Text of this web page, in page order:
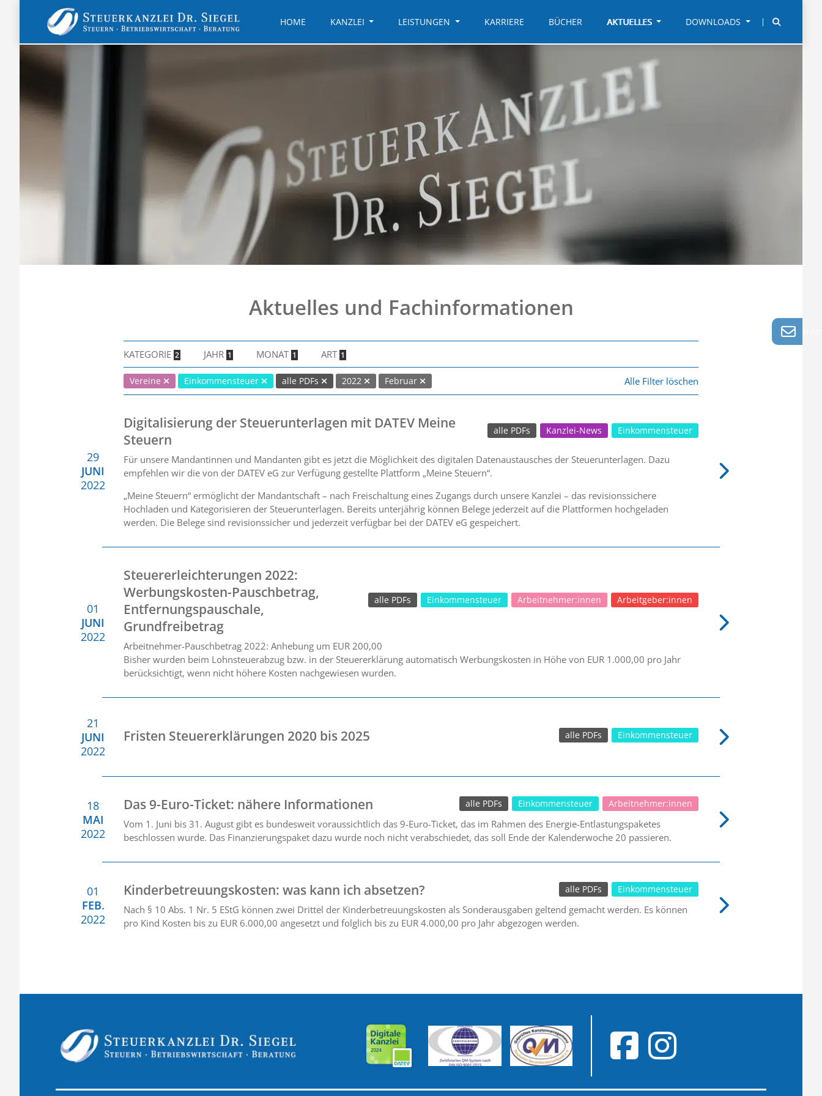
HOME KANZLEI LEISTUNGEN KARRIERE BÜCHER AKTUELLES DOWNLOADS
Aktuelles und Fachinformationen
KATEGORIE 2 JAHR 1 MONAT 1 ART 1
Vereine Einkommensteuer alle PDFs 2022 Februar Alle Filter löschen
29
JUNI
2022
Digitalisierung der Steuerunterlagen mit DATEV Meine
Steuern
Einkommensteuer
Kanzlei-News
alle PDFs
Für unsere Mandantinnen und Mandanten gibt es jetzt die Möglichkeit des digitalen Datenaustausches der Steuerunterlagen. Dazu
empfehlen wir die von der DATEV eG zur Verfügung gestellte Plattform „Meine Steuern“.
„Meine Steuern“ ermöglicht der Mandantschaft – nach Freischaltung eines Zugangs durch unsere Kanzlei – das revisionssichere
Hochladen und Kategorisieren der Steuerunterlagen. Bereits unterjährig können Belege jederzeit auf die Plattformen hochgeladen
werden. Die Belege sind revisionssicher und jederzeit verfügbar bei der DATEV eG gespeichert.
01
JUNI
2022
Steuererleichterungen 2022:
Werbungskosten-Pauschbetrag,
Entfernungspauschale,
Grundfreibetrag
Arbeitgeber:innen
Arbeitnehmer:innen
Einkommensteuer
alle PDFs
Arbeitnehmer-Pauschbetrag 2022: Anhebung um EUR 200,00
Bisher wurden beim Lohnsteuerabzug bzw. in der Steuererklärung automatisch Werbungskosten in Höhe von EUR 1.000,00 pro Jahr
berücksichtigt, wenn nicht höhere Kosten nachgewiesen wurden.
21
JUNI
2022
Fristen Steuererklärungen 2020 bis 2025 Einkommensteuer
alle PDFs
18
MAI
2022
Das 9-Euro-Ticket: nähere Informationen Arbeitnehmer:innen
Einkommensteuer
alle PDFs
Vom 1. Juni bis 31. August gibt es bundesweit voraussichtlich das 9-Euro-Ticket, das im Rahmen des Energie-Entlastungspaketes
beschlossen wurde. Das Finanzierungspaket dazu wurde noch nicht verabschiedet, das soll Ende der Kalenderwoche 20 passieren.
01
FEB.
2022
Kinderbetreuungskosten: was kann ich absetzen? Einkommensteuer
alle PDFs
Nach § 10 Abs. 1 Nr. 5 EStG können zwei Drittel der Kinderbetreuungskosten als Sonderausgaben geltend gemacht werden. Es können
pro Kind Kosten bis zu EUR 6.000,00 angesetzt und folglich bis zu EUR 4.000,00 pro Jahr abgezogen werden.